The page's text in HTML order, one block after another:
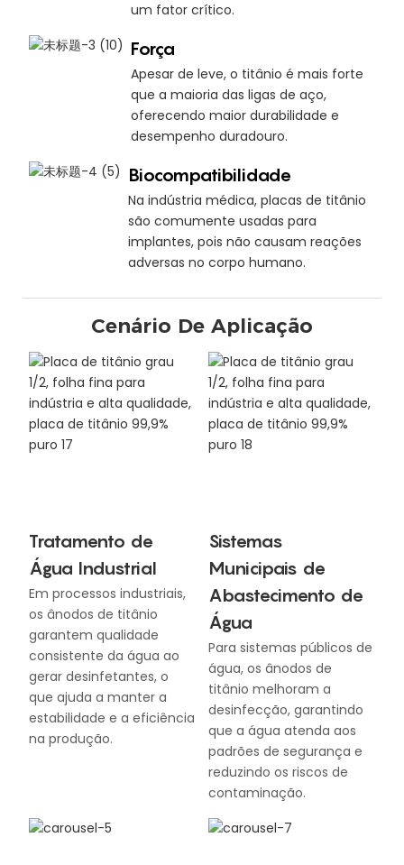
um fator crítico.
Força
Apesar de leve, o titânio é mais forte
que a maioria das ligas de aço,
oferecendo maior durabilidade e
desempenho duradouro.
Biocompatibilidade
Na indústria médica, placas de titânio
são comumente usadas para
implantes, pois não causam reações
adversas no corpo humano.
Cenário De Aplicação
Tratamento de
Água Industrial
Em processos industriais,
os ânodos de titânio
garantem qualidade
consistente da água ao
gerar desinfetantes, o
que ajuda a manter a
estabilidade e a eficiência
na produção.
Sistemas
Municipais de
Abastecimento de
Água
Para sistemas públicos de
água, os ânodos de
titânio melhoram a
desinfecção, garantindo
que a água atenda aos
padrões de segurança e
reduzindo os riscos de
contaminação.